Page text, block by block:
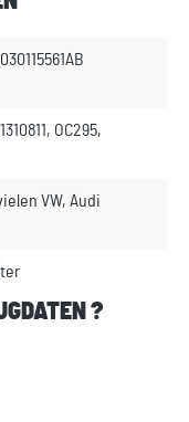
OC295,
VW, Audi
?